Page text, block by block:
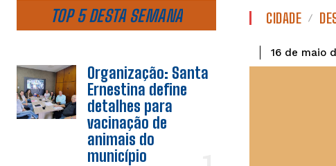
TOP 5 DESTA SEMANA
Organização: Santa
Ernestina define
detalhes para
vacinação de
animais do
município
CIDADE
16 de maio